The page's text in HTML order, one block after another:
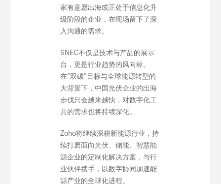
家有意愿出海或正处于信息化升
级阶段的企业，在现场留下了深
入沟通的需求。
SNEC不仅是技术与产品的展示
台，更是行业趋势的风向标。
在"双碳"目标与全球能源转型的
大背景下，中国光伏企业的出海
步伐只会越来越快，对数字化工
具的需求也将持续深化。
Zoho将继续深耕新能源行业，持
续打磨面向光伏、储能、智慧能
源企业的定制化解决方案，与行
业伙伴携手，以数字协同加速能
源产业的全球化进程。